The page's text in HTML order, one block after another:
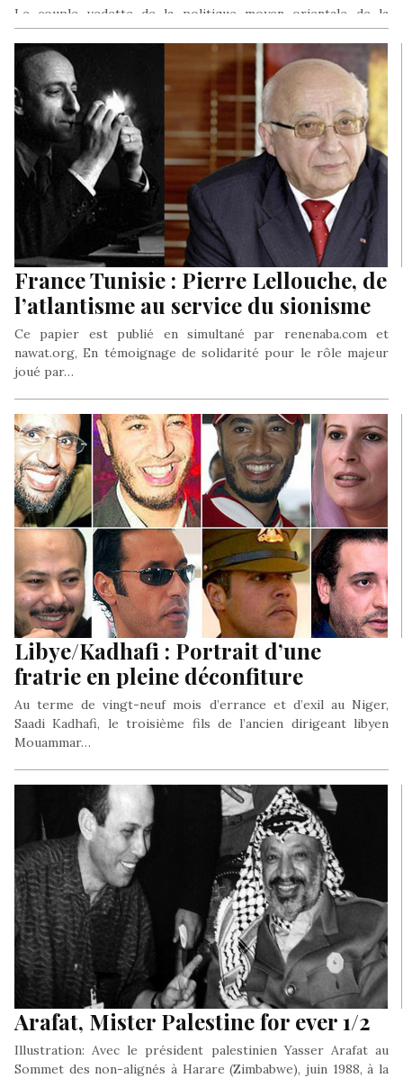
Le couple vedette de la politique moyen orientale de la
décennie 1990, le Président français Jacques Chirac et le
Premier…
France Tunisie : Pierre Lellouche, de
l’atlantisme au service du sionisme
Ce papier est publié en simultané par renenaba.com et
nawat.org, En témoignage de solidarité pour le rôle majeur
joué par…
Libye/Kadhafi : Portrait d’une
fratrie en pleine déconfiture
Au terme de vingt-neuf mois d’errance et d’exil au Niger,
Saadi Kadhafi, le troisième fils de l’ancien dirigeant libyen
Mouammar…
Arafat, Mister Palestine for ever 1/2
Illustration: Avec le président palestinien Yasser Arafat au
Sommet des non-alignés à Harare (Zimbabwe), juin 1988, à la